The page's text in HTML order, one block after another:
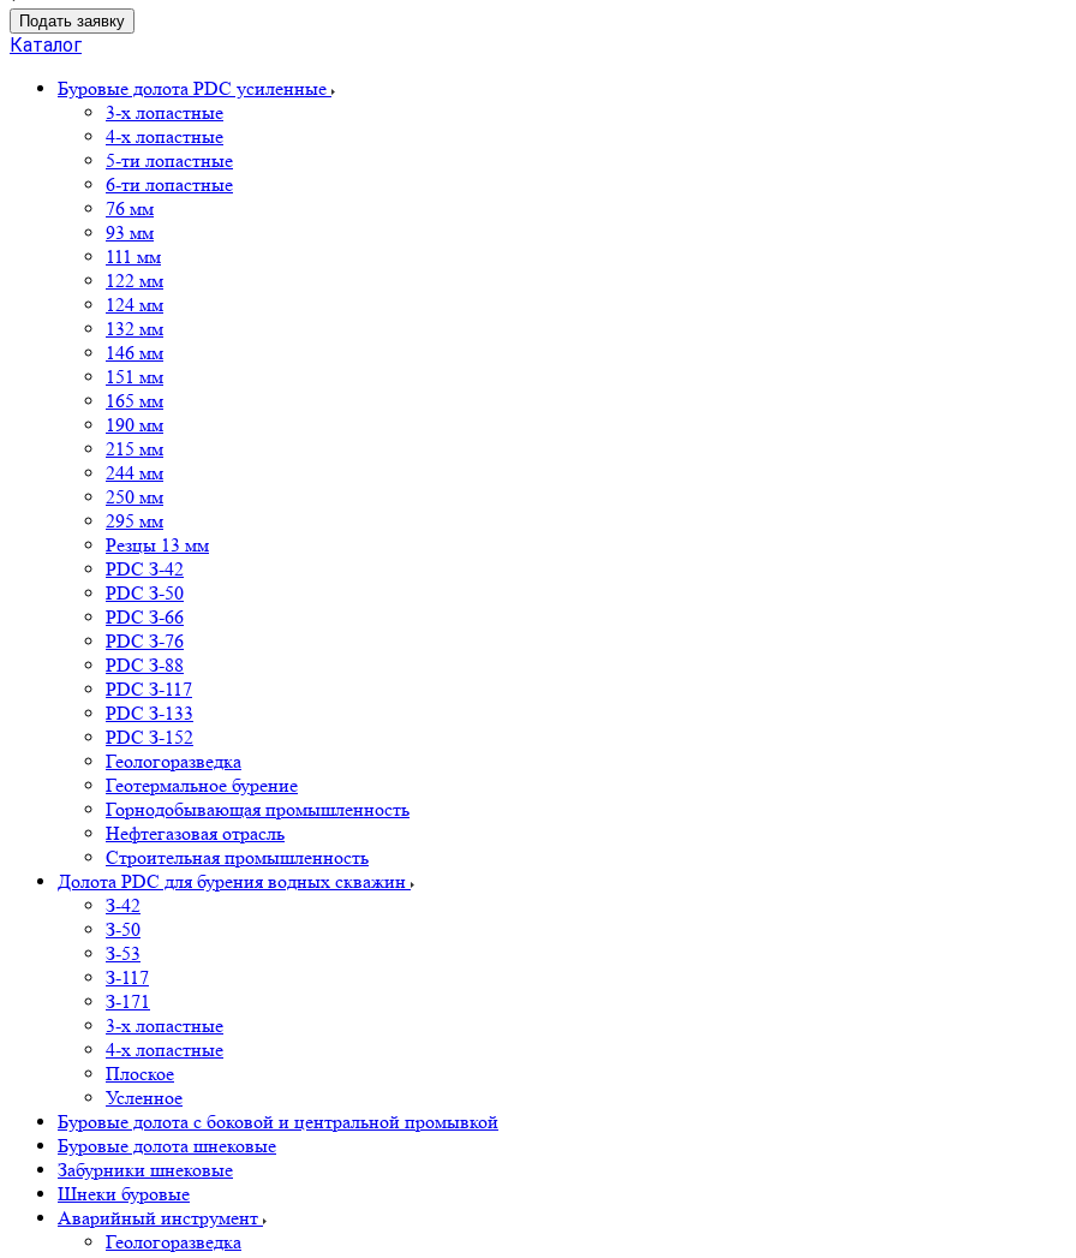
Подать заявку
Каталог
Буровые долота PDC усиленные
3-х лопастные
4-х лопастные
5-ти лопастные
6-ти лопастные
76 мм
93 мм
111 мм
122 мм
124 мм
132 мм
146 мм
151 мм
165 мм
190 мм
215 мм
244 мм
250 мм
295 мм
Резцы 13 мм
PDC З-42
PDC З-50
PDC З-66
PDC З-76
PDC З-88
PDC З-117
PDC З-133
PDC З-152
Геологоразведка
Геотермальное бурение
Горнодобывающая промышленность
Нефтегазовая отрасль
Строительная промышленность
Долота PDC для бурения водных скважин
З-42
З-50
З-53
З-117
З-171
3-х лопастные
4-х лопастные
Плоское
Усленное
Буровые долота с бoковой и центральной промывкой
Буровые долота шнековые
Забурники шнековые
Шнеки буровые
Аварийный инструмент
Геологоразведка